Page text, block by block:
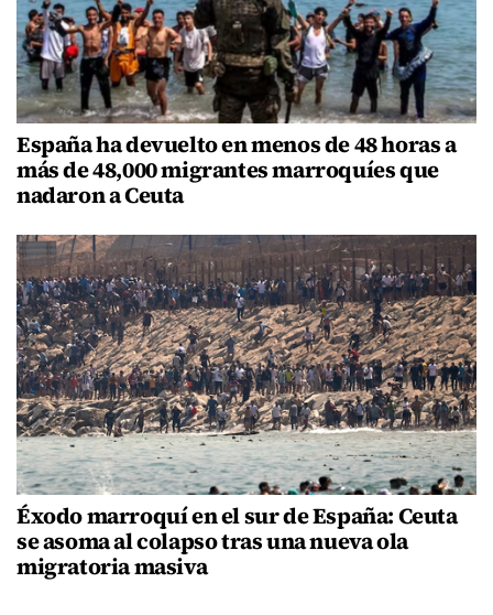
España ha devuelto en menos de 48 horas a
más de 48,000 migrantes marroquíes que
nadaron a Ceuta
Éxodo marroquí en el sur de España: Ceuta
se asoma al colapso tras una nueva ola
migratoria masiva